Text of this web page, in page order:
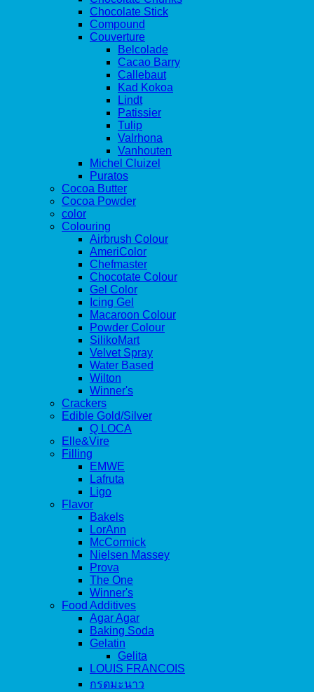
Chocolate Stick
Compound
Couverture
Belcolade
Cacao Barry
Callebaut
Kad Kokoa
Lindt
Patissier
Tulip
Valrhona
Vanhouten
Michel Cluizel
Puratos
Cocoa Butter
Cocoa Powder
color
Colouring
Airbrush Colour
AmeriColor
Chefmaster
Chocotate Colour
Gel Color
Icing Gel
Macaroon Colour
Powder Colour
SilikoMart
Velvet Spray
Water Based
Wilton
Winner's
Crackers
Edible Gold/Silver
Q LOCA
Elle&Vire
Filling
EMWE
Lafruta
Ligo
Flavor
Bakels
LorAnn
McCormick
Nielsen Massey
Prova
The One
Winner's
Food Additives
Agar Agar
Baking Soda
Gelatin
Gelita
LOUIS FRANCOIS
กรดมะนาว